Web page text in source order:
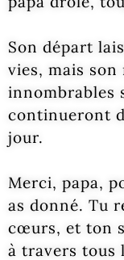
Son départ
vies, mais
innombrables
continueront
jour.
Merci, papa,
as donné. Tu
cœurs, et ton
à travers tous